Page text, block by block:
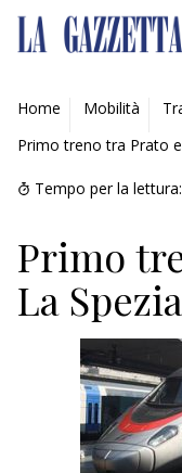
AMBIENTE
MOBILITÀ
INDUSTRIA
RICERCA
ECONOMIA
TURISMO
CULTURA
Home Mobilità
Primo treno tra Prato
Tempo per la lettura:
Primo
La Spezia